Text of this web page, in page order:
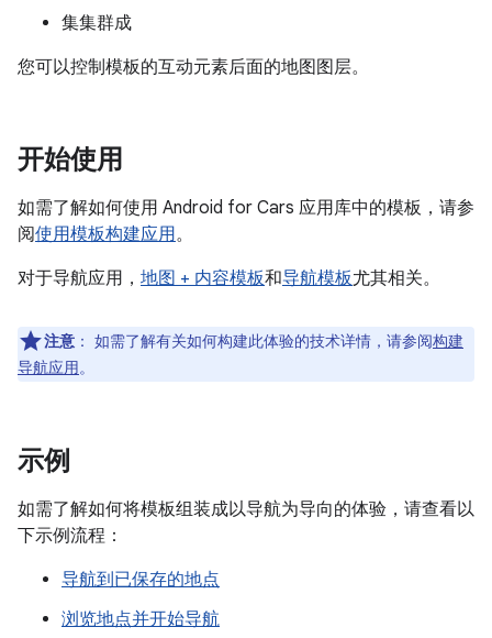
集集群成
您可以控制模板的互动元素后面的地图图层。
开始使用
如需了解如何使用 Android for Cars 应用库中的模板，请参
阅使用模板构建应用。
对于导航应用， 地图 + 内容模板和导航模板尤其相关。
注意 ： 如需了解有关如何构建此体验的技术详情，请参阅构建
导航应用。
示例
如需了解如何将模板组装成以导航为导向的体验，请查看以
下示例流程：
导航到已保存的地点
浏览地点并开始导航